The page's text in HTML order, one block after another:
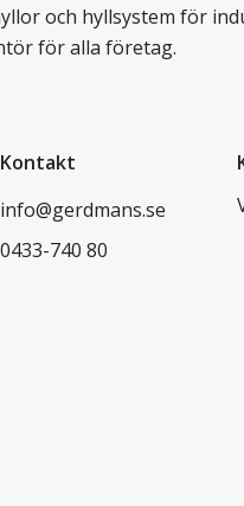
och hyllsystem för
för alla företag.
Kontakt
info@gerdmans.se
0433-740 80